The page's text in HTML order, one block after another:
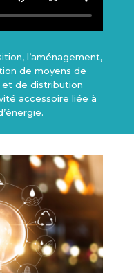
l’aménagement,
de moyens de
et de distribution
accessoire liée à